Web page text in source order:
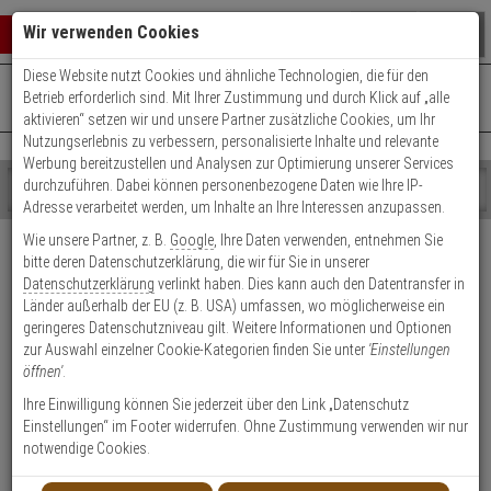
Warenkorb schließen
0 ARTIKEL IM WARENKORB
Ihr Warenkorb ist momentan leer.
Ergebnisse ()
Fertig
Shop
durchsuchen
geben
Sie
mindestens
Zeichen
ein,
um
Suche
wurde
noch
Kategorien
Suche
gestartet
+49 (0)821 899 493-0Mo. - Do.: 8:00 - 16:30 | Fr.: 8:00 - 14:00 Uhr
Kontaktservice nutzen
Versand & Lieferung
Bitte wählen Sie Ihr Lieferland.
Welche Lieferoptionen kann ich nach der Bestellung
auswählen?
Wir verwenden Cookies
Diese Website nutzt Cookies und ähnliche Technologien, die für den
Betrieb erforderlich sind. Mit Ihrer Zustimmung und durch Klick auf „alle
aktivieren“ setzen wir und unsere Partner zusätzliche Cookies, um Ihr
Nutzungserlebnis zu verbessern, personalisierte Inhalte und relevante
Werbung bereitzustellen und Analysen zur Optimierung unserer Services
durchzuführen. Dabei können personenbezogene Daten wie Ihre IP-
Adresse verarbeitet werden, um Inhalte an Ihre Interessen anzupassen.
Wie unsere Partner, z. B. Google , Ihre Daten verwenden, entnehmen Sie
bitte deren Datenschutzerklärung, die wir für Sie in unserer
Datenschutzerklärung verlinkt haben. Dies kann auch den Datentransfer in
Länder außerhalb der EU (z. B. USA) umfassen, wo möglicherweise ein
geringeres Datenschutzniveau gilt. Weitere Informationen und Optionen
zur Auswahl einzelner Cookie-Kategorien finden Sie unter 'Einstellungen
öffnen'.
Ihre Einwilligung können Sie jederzeit über den Link „Datenschutz
Einstellungen“ im Footer widerrufen. Ohne Zustimmung verwenden wir nur
notwendige Cookies.